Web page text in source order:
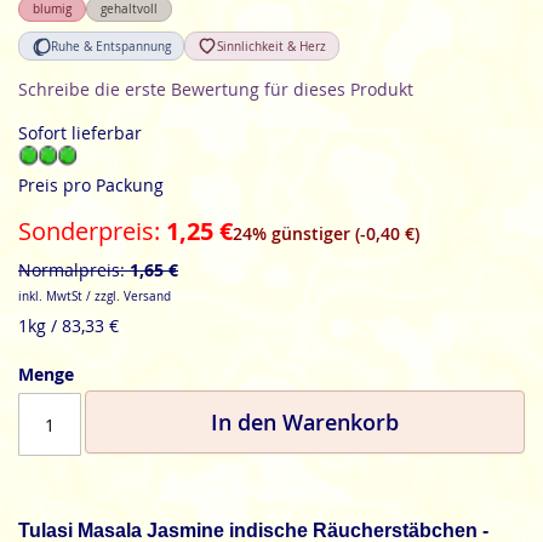
blumig gehaltvoll
Ruhe & Entspannung Sinnlichkeit & Herz
Schreibe die erste Bewertung für dieses Produkt
Sofort lieferbar
Preis pro Packung
Sonderpreis 1,25 €24% günstiger (-0,40 €)
Normalpreis 1,65 €
inkl. MwtSt / zzgl. Versand
1kg / 83,33 €
Menge
In den Warenkorb
Tulasi Masala Jasmine indische Räucherstäbchen -